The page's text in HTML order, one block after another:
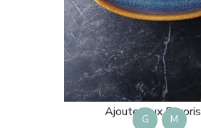
Ajouter aux Favoris
G M